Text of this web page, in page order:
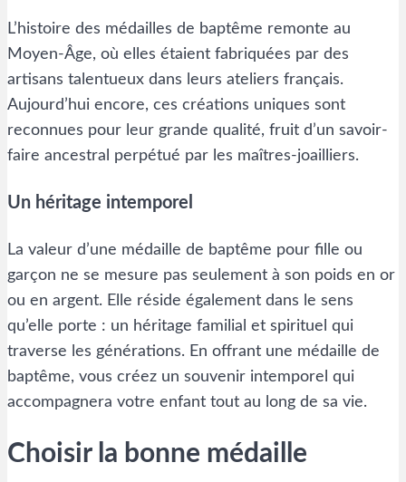
L’histoire des médailles de baptême remonte au
Moyen-Âge, où elles étaient fabriquées par des
artisans talentueux dans leurs ateliers français.
Aujourd’hui encore, ces créations uniques sont
reconnues pour leur grande qualité, fruit d’un savoir-
faire ancestral perpétué par les maîtres-joailliers.
Un héritage intemporel
La valeur d’une médaille de baptême pour fille ou
garçon ne se mesure pas seulement à son poids en or
ou en argent. Elle réside également dans le sens
qu’elle porte : un héritage familial et spirituel qui
traverse les générations. En offrant une médaille de
baptême, vous créez un souvenir intemporel qui
accompagnera votre enfant tout au long de sa vie.
Choisir la bonne médaille